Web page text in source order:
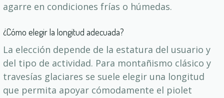
agarre en condiciones frías o húmedas.
¿Cómo elegir la longitud adecuada?
La elección depende de la estatura del usuario y
del tipo de actividad. Para montañismo clásico y
travesías glaciares se suele elegir una longitud
que permita apoyar cómodamente el piolet